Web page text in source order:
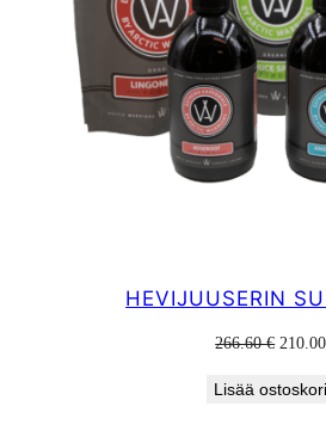
HEVIJUUSERIN
266.60€
oli:
Lisää